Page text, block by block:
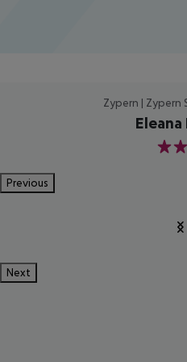
Zypern | Zypern
3
Previous
Next